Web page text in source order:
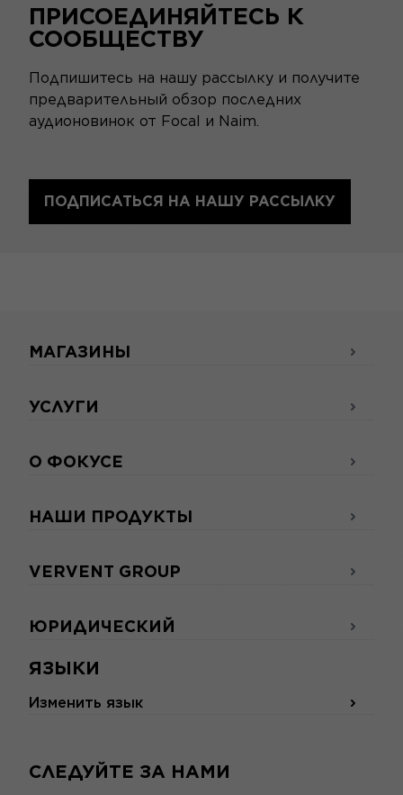
ПРИСОЕДИНЯЙТЕСЬ К
СООБЩЕСТВУ
Подпишитесь на нашу рассылку и получите
предварительный обзор последних
аудионовинок от Focal и Naim.
ПОДПИСАТЬСЯ НА НАШУ РАССЫЛКУ
ЯЗЫКИ
Изменить язык
СЛЕДУЙТЕ ЗА НАМИ
МАГАЗИНЫ
УСЛУГИ
О ФОКУСЕ
НАШИ ПРОДУКТЫ
VERVENT GROUP
ЮРИДИЧЕСКИЙ